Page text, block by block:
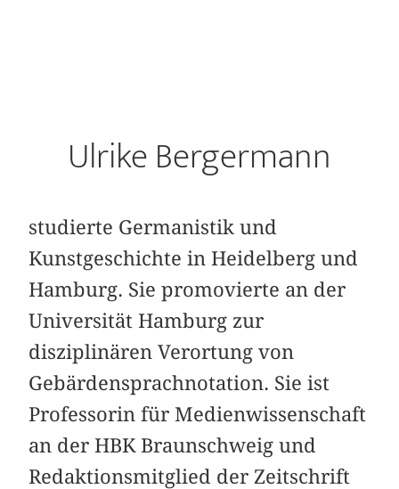
Ulrike Bergermann
studierte Germanistik und
Kunstgeschichte in Heidelberg und
Hamburg. Sie promovierte an der
Universität Hamburg zur
disziplinären Verortung von
Gebärdensprachnotation. Sie ist
Professorin für Medienwissenschaft
an der HBK Braunschweig und
Redaktionsmitglied der Zeitschrift